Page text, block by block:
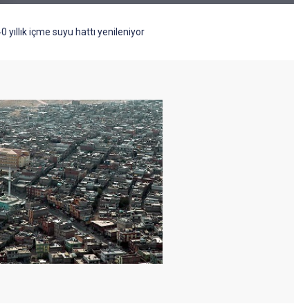
yıllık içme suyu hattı yenileniyor